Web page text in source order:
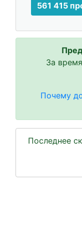
561 415
За
Почему
Последнее